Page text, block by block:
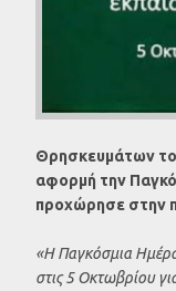
Θρησκευμάτων
αφορμή την
προχώρησε στην
«Η Παγκόσμια
στις 5 Οκτωβρίου